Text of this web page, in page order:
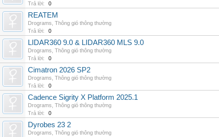
Trả lời:
0
REATEM
Drograms Thông gió thông thường
Trả lời:
0
LIDAR360 9.0 & LIDAR360 MLS 9.0
Drograms Thông gió thông thường
Trả lời:
0
Cimatron 2026 SP2
Drograms Thông gió thông thường
Trả lời:
0
Cadence Sigrity X Platform 2025.1
Drograms Thông gió thông thường
Trả lời:
0
Dyrobes 23 2
Drograms Thông gió thông thường